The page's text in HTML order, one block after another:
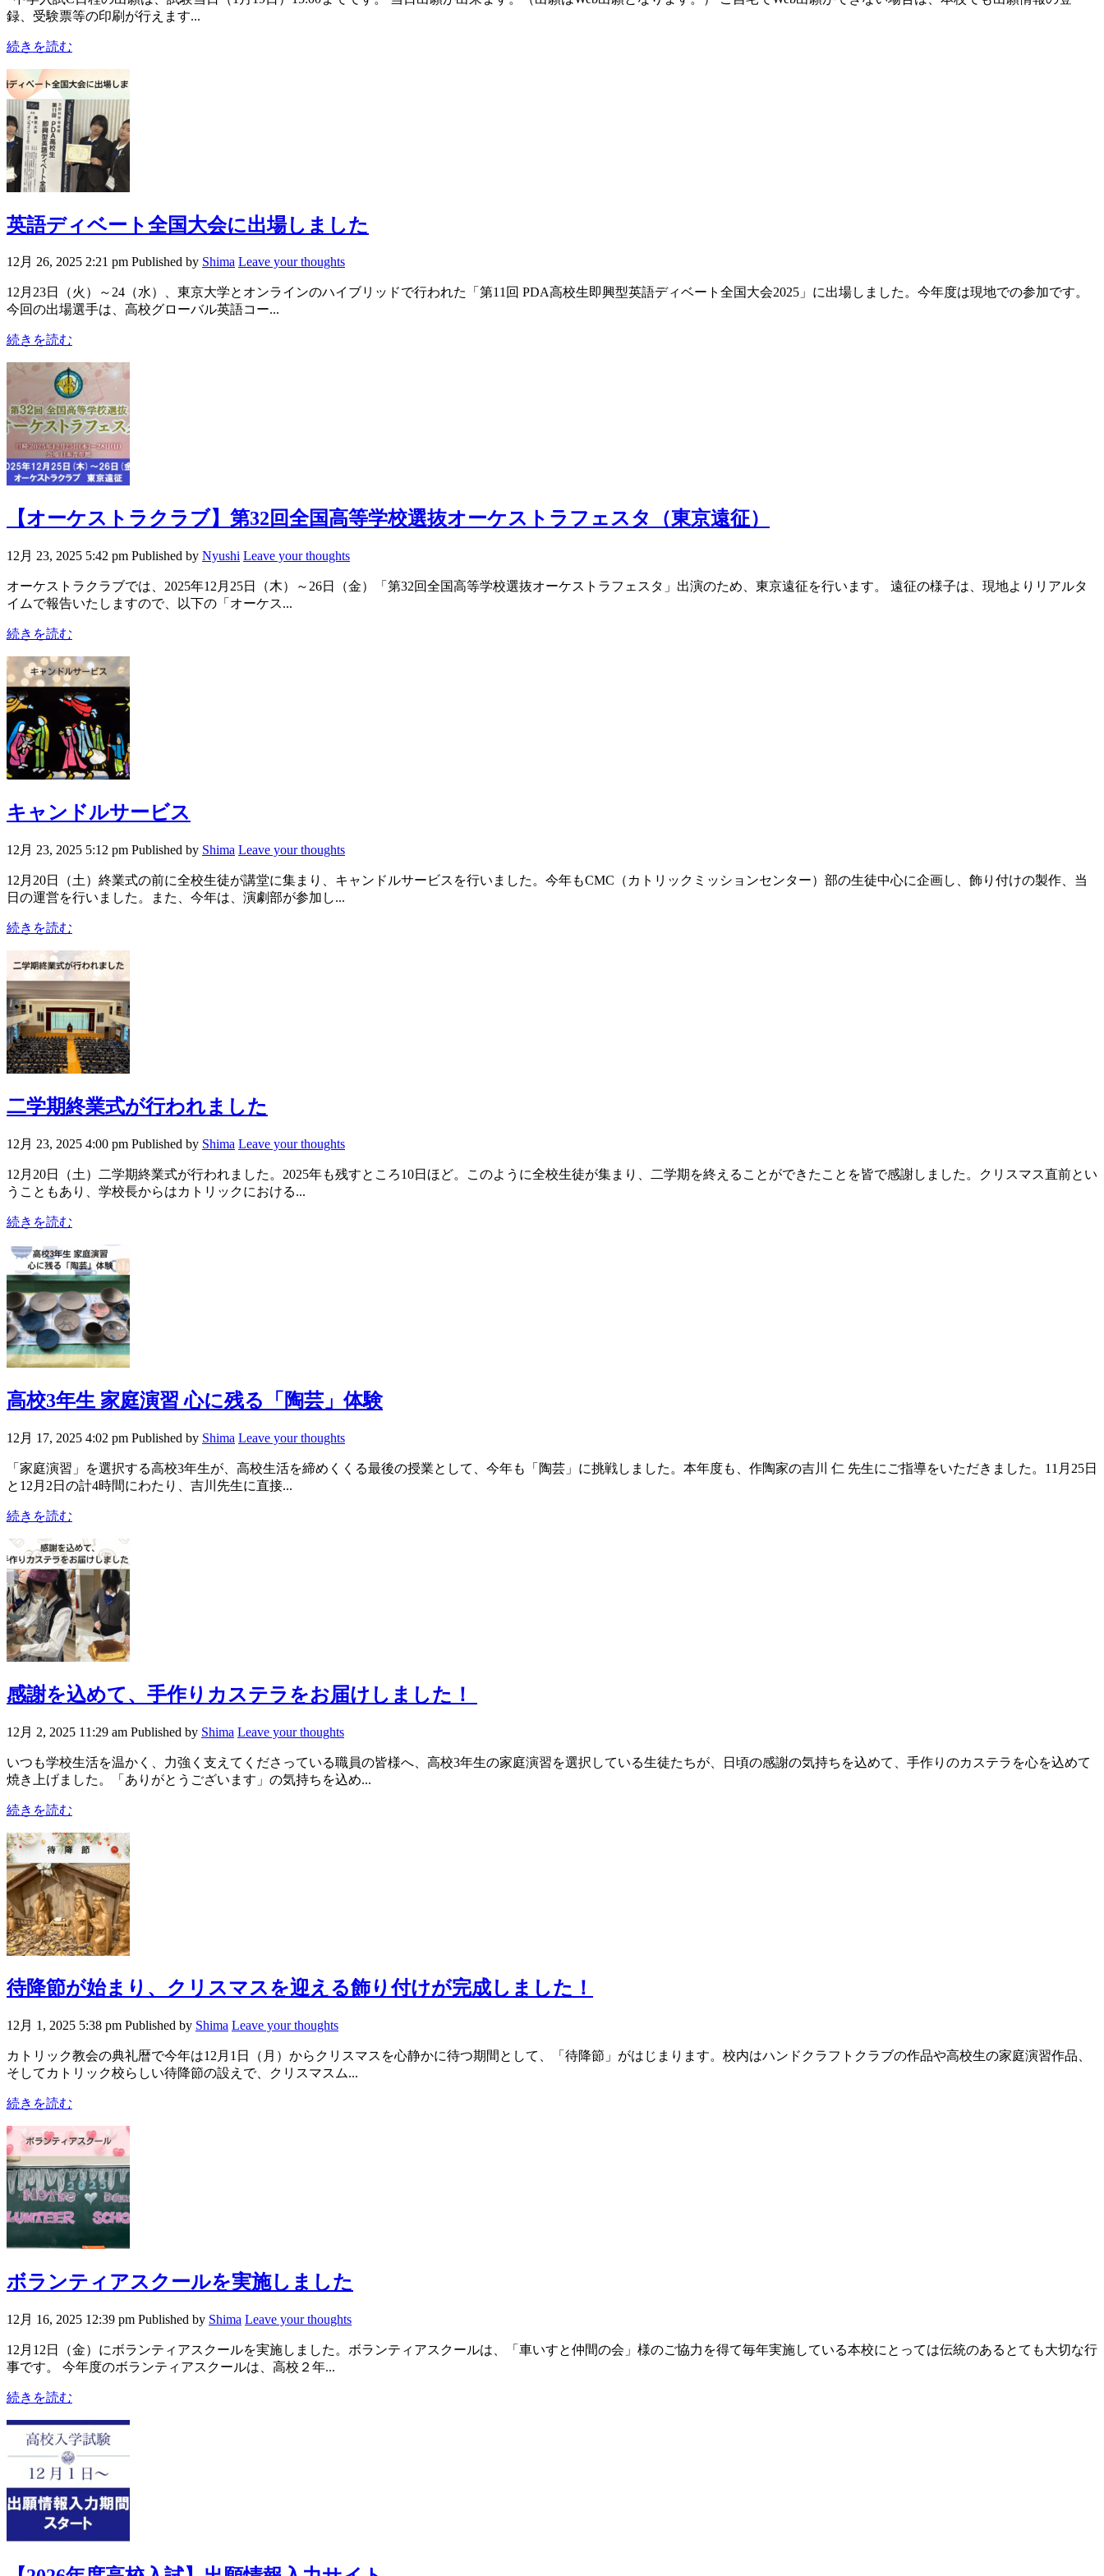
録、受験票等の印刷が行えます...
続きを読む
英語ディベート全国大会に出場しました
12月 26, 2025 2:21 pm Published by Shima Leave your thoughts
12月23日（火）～24（水）、東京大学とオンラインのハイブリッドで行われた「第11回 PDA高校生即興型英語ディベート全国大会2025」に出場しました。今年度は現地での参加です。
今回の出場選手は、高校グローバル英語コー...
続きを読む
【オーケストラクラブ】第32回全国高等学校選抜オーケストラフェスタ（東京遠征）
12月 23, 2025 5:42 pm Published by Nyushi Leave your thoughts
オーケストラクラブでは、2025年12月25日（木）～26日（金）「第32回全国高等学校選抜オーケストラフェスタ」出演のため、東京遠征を行います。 遠征の様子は、現地よりリアルタ
イムで報告いたしますので、以下の「オーケス...
続きを読む
キャンドルサービス
12月 23, 2025 5:12 pm Published by Shima Leave your thoughts
12月20日（土）終業式の前に全校生徒が講堂に集まり、キャンドルサービスを行いました。今年もCMC（カトリックミッションセンター）部の生徒中心に企画し、飾り付けの製作、当
日の運営を行いました。また、今年は、演劇部が参加し...
続きを読む
二学期終業式が行われました
12月 23, 2025 4:00 pm Published by Shima Leave your thoughts
12月20日（土）二学期終業式が行われました。2025年も残すところ10日ほど。このように全校生徒が集まり、二学期を終えることができたことを皆で感謝しました。クリスマス直前とい
うこともあり、学校長からはカトリックにおける...
続きを読む
高校3年生 家庭演習 心に残る「陶芸」体験
12月 17, 2025 4:02 pm Published by Shima Leave your thoughts
「家庭演習」を選択する高校3年生が、高校生活を締めくくる最後の授業として、今年も「陶芸」に挑戦しました。本年度も、作陶家の吉川 仁 先生にご指導をいただきました。11月25日
と12月2日の計4時間にわたり、吉川先生に直接...
続きを読む
感謝を込めて、手作りカステラをお届けしました！
12月 2, 2025 11:29 am Published by Shima Leave your thoughts
いつも学校生活を温かく、力強く支えてくださっている職員の皆様へ、高校3年生の家庭演習を選択している生徒たちが、日頃の感謝の気持ちを込めて、手作りのカステラを心を込めて
焼き上げました。「ありがとうございます」の気持ちを込め...
続きを読む
待降節が始まり、クリスマスを迎える飾り付けが完成しました！
12月 1, 2025 5:38 pm Published by Shima Leave your thoughts
カトリック教会の典礼暦で今年は12月1日（月）からクリスマスを心静かに待つ期間として、「待降節」がはじまります。校内はハンドクラフトクラブの作品や高校生の家庭演習作品、
そしてカトリック校らしい待降節の設えで、クリスマスム...
続きを読む
ボランティアスクールを実施しました
12月 16, 2025 12:39 pm Published by Shima Leave your thoughts
12月12日（金）にボランティアスクールを実施しました。ボランティアスクールは、「車いすと仲間の会」様のご協力を得て毎年実施している本校にとっては伝統のあるとても大切な行
事です。 今年度のボランティアスクールは、高校２年...
続きを読む